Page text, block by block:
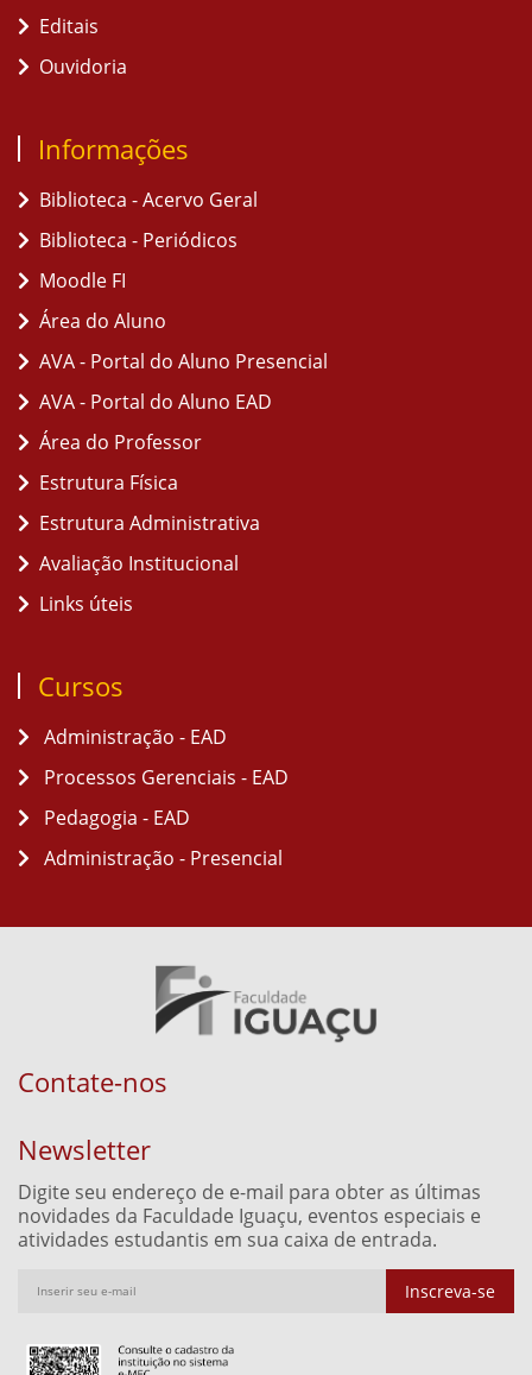
Editais
Ouvidoria
Informações
Biblioteca - Acervo Geral
Biblioteca - Periódicos
Moodle FI
Área do Aluno
AVA - Portal do Aluno Presencial
AVA - Portal do Aluno EAD
Área do Professor
Estrutura Física
Estrutura Administrativa
Avaliação Institucional
Links úteis
Cursos
Administração - EAD
Processos Gerenciais - EAD
Pedagogia - EAD
Administração - Presencial
Contate-nos
Newsletter
Digite seu endereço de e-mail para obter as últimas
novidades da Faculdade Iguaçu, eventos especiais e
atividades estudantis em sua caixa de entrada.
Inscreva-se